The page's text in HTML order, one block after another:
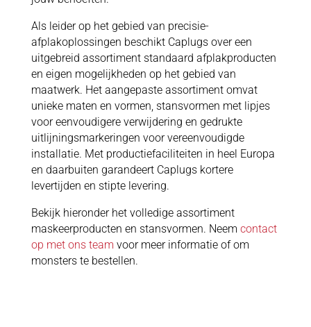
Als leider op het gebied van precisie-
afplakoplossingen beschikt Caplugs over een
uitgebreid assortiment standaard afplakproducten
en eigen mogelijkheden op het gebied van
maatwerk. Het aangepaste assortiment omvat
unieke maten en vormen, stansvormen met lipjes
voor eenvoudigere verwijdering en gedrukte
uitlijningsmarkeringen voor vereenvoudigde
installatie. Met productiefaciliteiten in heel Europa
en daarbuiten garandeert Caplugs kortere
levertijden en stipte levering.
Bekijk hieronder het volledige assortiment
maskeerproducten en stansvormen. Neem contact
op met ons team voor meer informatie of om
monsters te bestellen.